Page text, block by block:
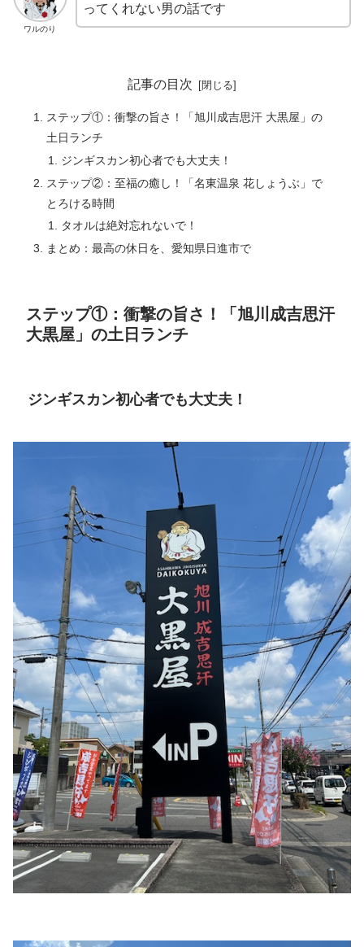
ワルのり
ってくれない男の話です
記事の目次
ステップ①：衝撃の旨さ！「旭川成吉思汗 大黒屋」の
土日ランチ
ジンギスカン初心者でも大丈夫！
ステップ②：至福の癒し！「名東温泉 花しょうぶ」で
とろける時間
タオルは絶対忘れないで！
まとめ：最高の休日を、愛知県日進市で
ステップ①：衝撃の旨さ！「旭川成吉思汗
大黒屋」の土日ランチ
ジンギスカン初心者でも大丈夫！